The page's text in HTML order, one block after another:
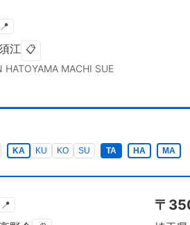
📍
江 📋
HATOYAMA MACHI SUE
KA KU KO SU TA HA MA
📍 〒